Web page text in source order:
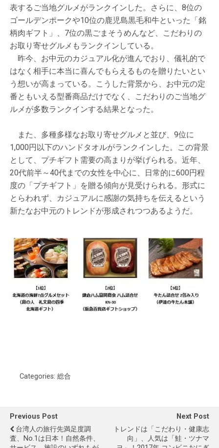
表するご当地グルメがランクインした。さらに、8位の
ゴールデンポークや10位の鹿児島黒毛和牛といった「銘
柄肉ギフト」、7位の黒ごまそうめんなど、こだわりの
お取り寄せグルメもランクインしている。
昨今、お中元のカジュアル化が進んでおり、儀礼的で
はなく相手に本当に喜んでもらえるものを贈りたいとい
う想いが高まっている。こうした背景から、お中元の定
番ともいえる型番商品だけでなく、こだわりのご当地グ
ルメが多数ランクインする結果となった。
また、多種多様なお取り寄せグルメと並び、9位に
1,000円以下のハンドタオルがランクインした。この背景
として、プチギフト需要の高まりが挙げられる。近年、
20代前半～40代までの女性を中心に、日常的に600円程
度の「プチギフト」を贈る傾向が見受けられる。形式に
とらわれず、カジュアルに感謝の気持ちを伝えるという
新たなお中元のトレンドが形成されつつあるようだ。
Categories: 総合
Previous Post
台湾人の旅行先満足度調
査、No.1は日本！自然条件、
Next Post
トレンドは「こだわり・健康志
向」、人気は「鮭・ツナマ